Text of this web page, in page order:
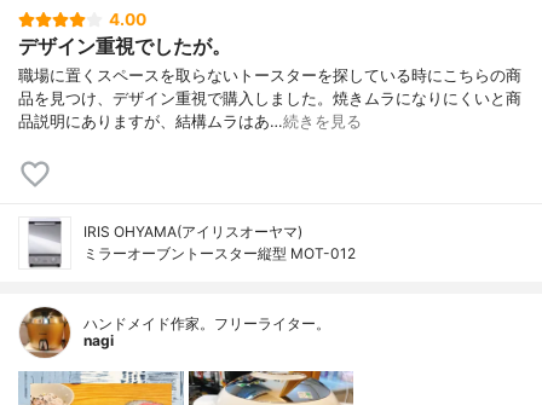
4.00
デザイン重視でしたが。
職場に置くスペースを取らないトースターを探している時にこちらの商
品を見つけ、デザイン重視で購入しました。焼きムラになりにくいと商
品説明にありますが、結構ムラはあ…続きを見る
IRIS OHYAMA(アイリスオーヤマ)
ミラーオーブントースター縦型 MOT-012
ハンドメイド作家。フリーライター。
nagi